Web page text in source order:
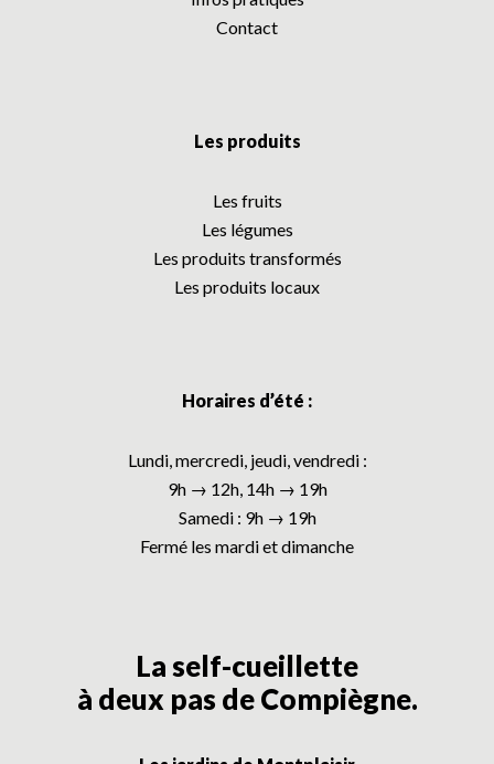
Contact
Les produits
Les fruits
Les légumes
Les produits transformés
Les produits locaux
Horaires d’été :
Lundi, mercredi, jeudi, vendredi :
9h → 12h, 14h → 19h
Samedi : 9h → 19h
Fermé les mardi et dimanche
La self-cueillette
à deux pas de Compiègne.